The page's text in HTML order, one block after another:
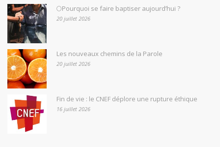
🌕Pourquoi se faire baptiser aujourd’hui ?
20 juillet 2026
Les nouveaux chemins de la Parole
20 juillet 2026
Fin de vie : le CNEF déplore une rupture éthique
16 juillet 2026